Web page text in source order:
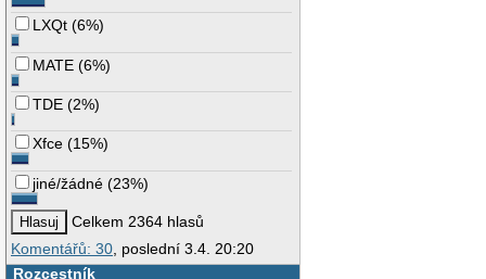
LXQt (6%)
MATE (6%)
TDE (2%)
Xfce (15%)
jiné/žádné (23%)
Celkem 2364 hlasů
Komentářů: 30, poslední 3.4. 20:20
Rozcestník